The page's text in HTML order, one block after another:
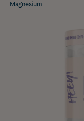
Magnesium